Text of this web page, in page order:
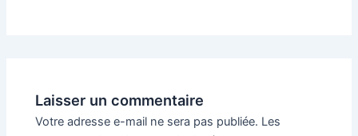
Laisser un commentaire
Votre adresse e-mail ne sera pas publiée. Les